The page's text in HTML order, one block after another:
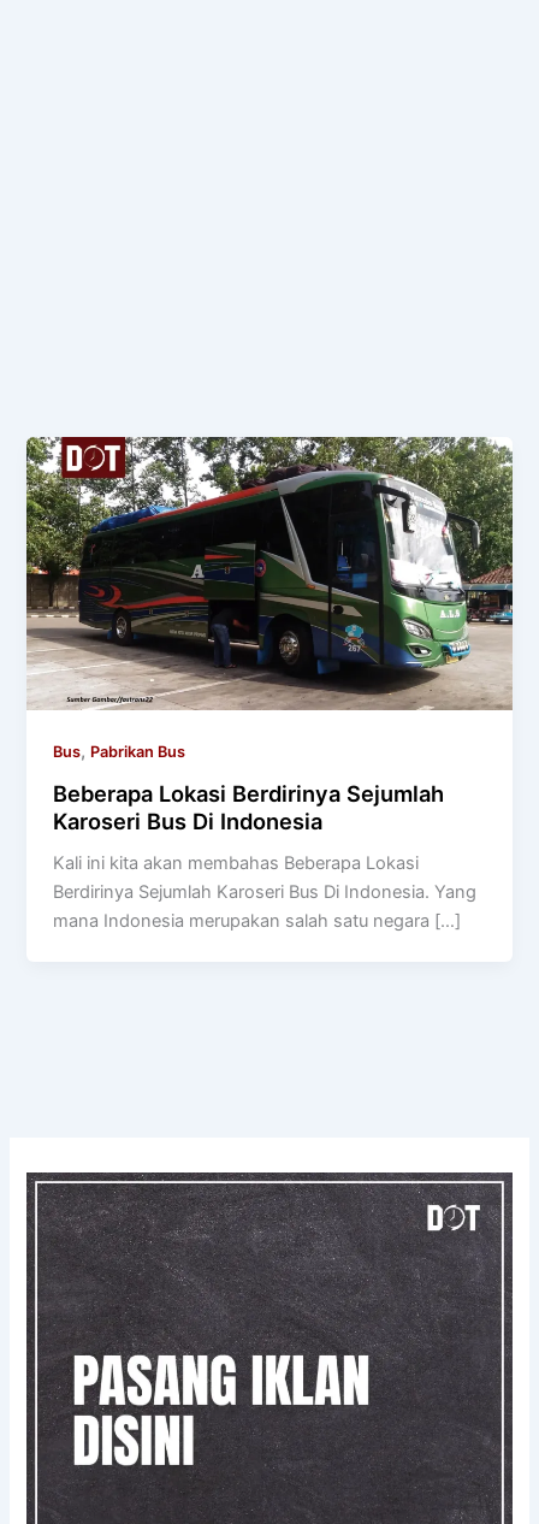
Bus, Pabrikan Bus
Beberapa Lokasi Berdirinya Sejumlah
Karoseri Bus Di Indonesia
Kali ini kita akan membahas Beberapa Lokasi
Berdirinya Sejumlah Karoseri Bus Di Indonesia. Yang
mana Indonesia merupakan salah satu negara […]